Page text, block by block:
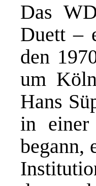
Das
Duett –
den
um
Hans
in einer
begann,